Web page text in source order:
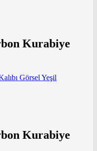
Kurabiye
Görsel Yeşil
Kurabiye